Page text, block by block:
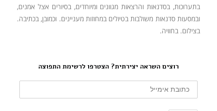
רוצים השראה יצירתית? הצטרפו לרשימת התפוצה
בתערוכות, בסדנאות והרצאות מגוונים ומיוחדים, בסיורים אצל אמנים,
ובמסעות סדנאות משולבות בטיולים במחוזות מעניינים. וכמובן, בכתיבה.
בצילום. בחוויה.